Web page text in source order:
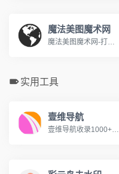
魔法美图魔术网
魔法美图魔术网-打造中国最好的魔术学习平台www.365magic.com欢迎光临魔法美图魔术网,这里有我们精心为您准备的魔术资讯、魔术表演欣赏、魔术教学及各类优质魔术道具。
实用工具
壹维导航
壹维导航收录1000+优质设计工具、开发资源、在线工具，为设计师、开发者、站长提供便捷的网址导航服务。包含设计素材、编程开发、办公软件等分类。